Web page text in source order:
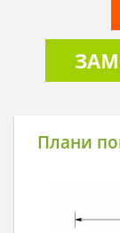
Плани